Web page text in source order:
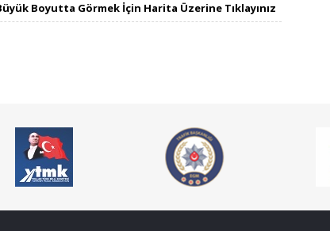
Boyutta Görmek İçin Harita Üzerine Tıklayınız